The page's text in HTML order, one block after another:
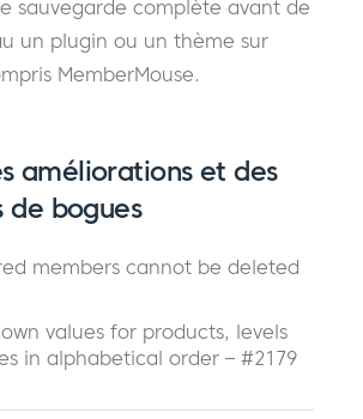
sauvegarde complète avant de
un plugin ou un thème sur
MemberMouse.
améliorations et des
de bogues
members cannot be deleted
values for products, levels
in alphabetical order – #2179